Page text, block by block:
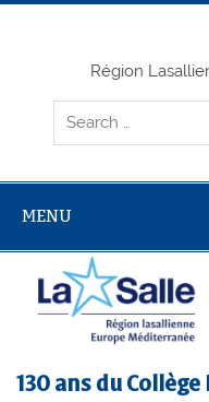
Skip
Région
MENU
130 ans du Collège